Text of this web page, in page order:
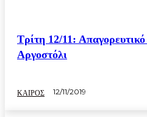
Τρίτη 12/11:
Αργοστόλι
ΚΑΙΡΟΣ 12/11/2019